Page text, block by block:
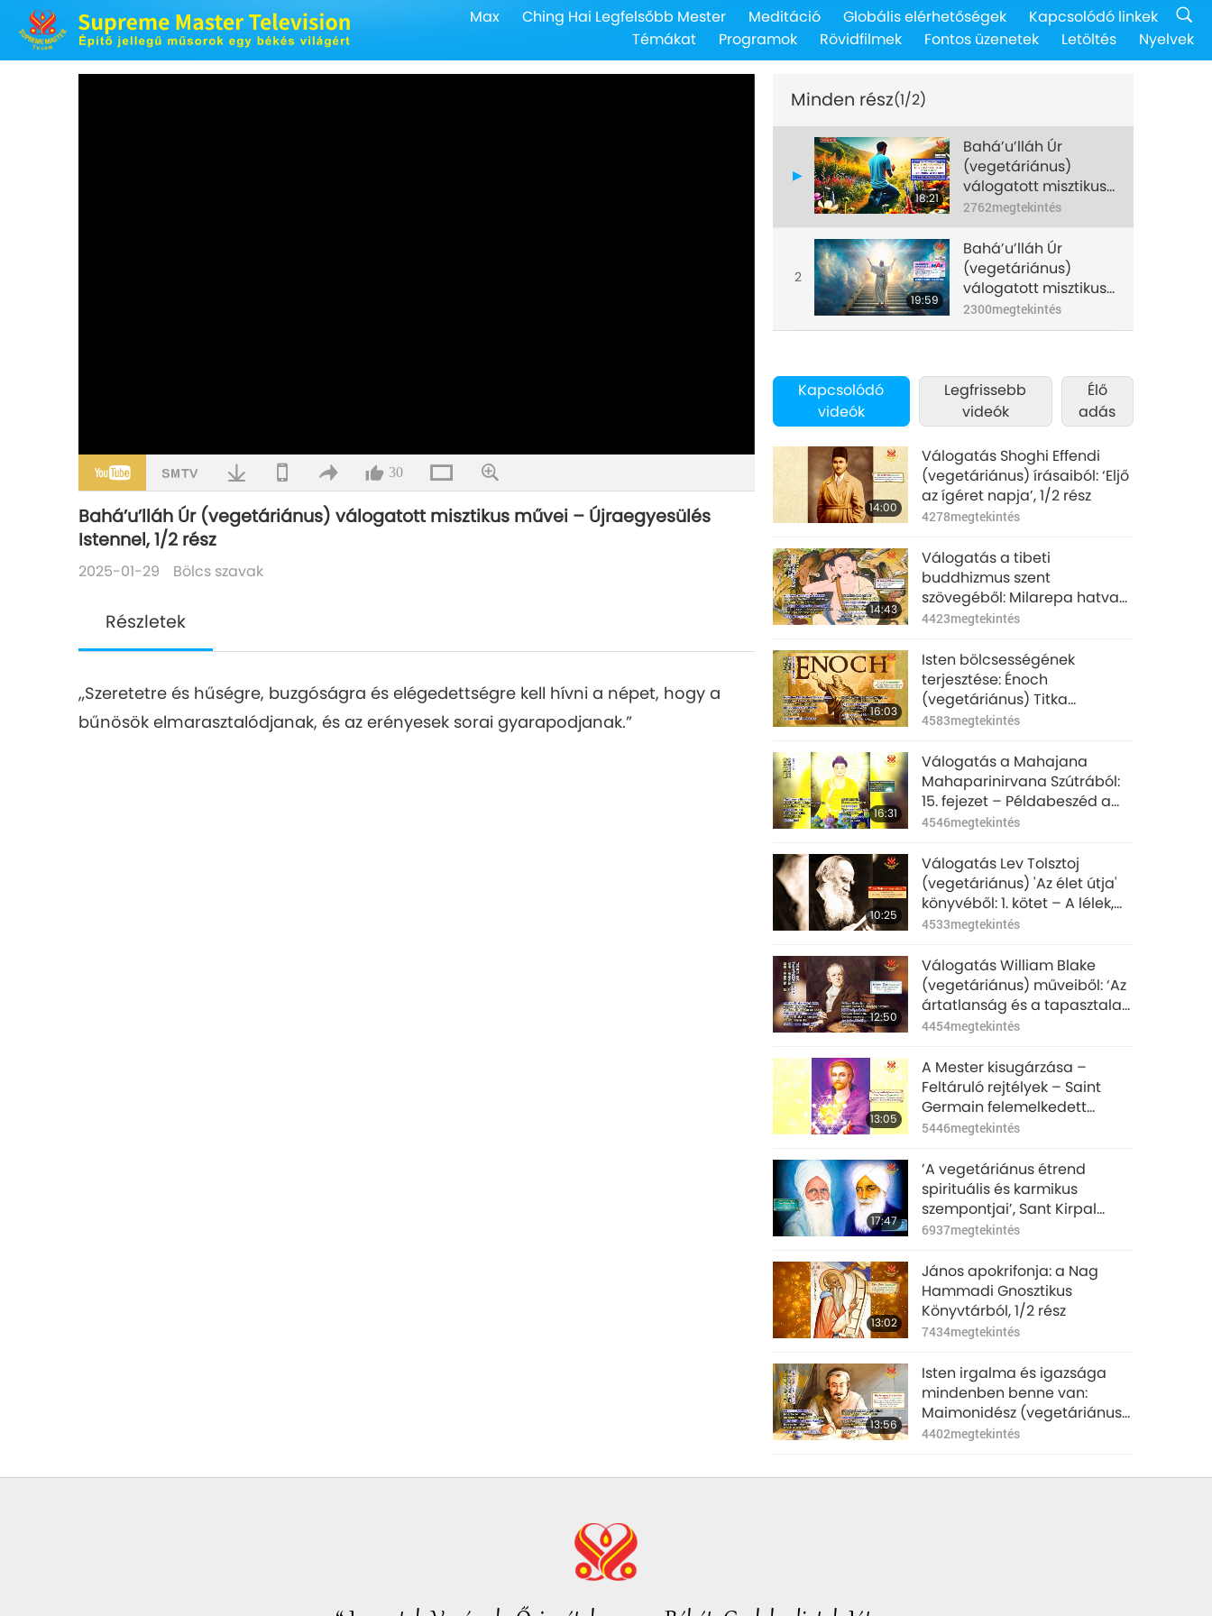
Max Ching Hai Legfelsőbb Mester Meditáció Globális elérhetőségek
Kapcsolódó linkek
Témákat
Programok Rövidfilmek Fontos üzenetek Letöltés Nyelvek
30
Bahá’u’lláh Úr (vegetáriánus) válogatott misztikus művei – Újraegyesülés
Istennel, 1/2 rész
2025-01-29 Bölcs szavak
Részletek
„Szeretetre és hűségre, buzgóságra és elégedettségre kell hívni a népet, hogy a
bűnösök elmarasztalódjanak, és az erényesek sorai gyarapodjanak.”
Minden rész(1/2)
18:21
Bahá’u’lláh Úr
(vegetáriánus)
válogatott misztikus
művei –
Újraegyesülés
Istennel, 1/2 rész
2762megtekintés
2
19:59
Bahá’u’lláh Úr
(vegetáriánus)
válogatott misztikus
művei –
Újraegyesülés
2300megtekintés
Kapcsolódó
videók
Legfrissebb
videók
Élő
adás
14:00
Válogatás Shoghi Effendi
(vegetáriánus) írásaiból: ‘Eljő
az ígéret napja’, 1/2 rész
4278megtekintés
14:43
Válogatás a tibeti
buddhizmus szent
szövegéből: Milarepa hatvan
dala – 2-4, 6, 14-15, 51-52
4423megtekintés
16:03
Isten bölcsességének
terjesztése: Énoch
(vegetáriánus) Titka
könyvéből, 1/2 rész
4583megtekintés
16:31
Válogatás a Mahajana
Mahaparinirvana Szútrából:
15. fejezet – Példabeszéd a
Holdról, 1/2 rész
4546megtekintés
10:25
Válogatás Lev Tolsztoj
(vegetáriánus) 'Az élet útja'
könyvéből: 1. kötet – A lélek,
1/2 rész
4533megtekintés
12:50
Válogatás William Blake
(vegetáriánus) műveiből: ‘Az
ártatlanság és a tapasztalat
dalai’, 1/2 rész
4454megtekintés
13:05
A Mester kisugárzása –
Feltáruló rejtélyek – Saint
Germain felemelkedett
Mestertől (vegetáriánus), 1/2
5446megtekintés
17:47
’A vegetáriánus étrend
spirituális és karmikus
szempontjai’, Sant Kirpal
Singh és Baba Sawan Singh
1/2 rész
6937megtekintés
13:02
János apokrifonja: a Nag
Hammadi Gnosztikus
Könyvtárból, 1/2 rész
7434megtekintés
13:56
Isten irgalma és igazsága
mindenben benne van:
Maimonidész (vegetáriánus),
A tévelygők útmutatója című
4402megtekintés